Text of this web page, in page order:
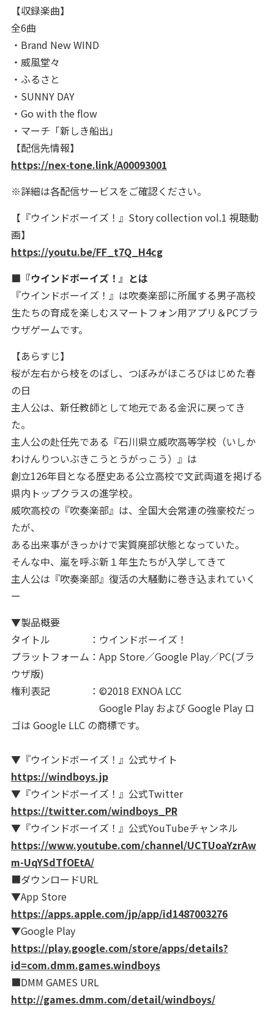
【収録楽曲】
全6曲
・Brand New WIND
・威風堂々
・ふるさと
・SUNNY DAY
・Go with the flow
・マーチ「新しき船出」
【配信先情報】
https://nex-tone.link/A00093001
※詳細は各配信サービスをご確認ください。
【『ウインドボーイズ！』Story collection vol.1 視聴動
画】
https://youtu.be/FF_t7Q_H4cg
■『ウインドボーイズ！』とは
『ウインドボーイズ！』は吹奏楽部に所属する男子高校
生たちの育成を楽しむスマートフォン用アプリ＆PCブラ
ウザゲームです。
【あらすじ】
桜が左右から枝をのばし、つぼみがほころびはじめた春
の日
主人公は、新任教師として地元である金沢に戻ってき
た。
主人公の赴任先である『石川県立威吹高等学校（いしか
わけんりついぶきこうとうがっこう）』は
創立126年目となる歴史ある公立高校で文武両道を掲げる
県内トップクラスの進学校。
威吹高校の『吹奏楽部』は、全国大会常連の強豪校だっ
たが、
ある出来事がきっかけで実質廃部状態となっていた。
そんな中、嵐を呼ぶ新１年生たちが入学してきて
主人公は『吹奏楽部』復活の大騒動に巻き込まれていく
ー
▼製品概要
タイトル ：ウインドボーイズ！
プラットフォーム：App Store／Google Play／PC(ブラ
ウザ版)
権利表記 ：©2018 EXNOA LCC
Google Play および Google Play ロ
ゴは Google LLC の商標です。
▼『ウインドボーイズ！』公式サイト
https://windboys.jp
▼『ウインドボーイズ！』公式Twitter
https://twitter.com/windboys_PR
▼『ウインドボーイズ！』公式YouTubeチャンネル
https://www.youtube.com/channel/UCTUoaYzrAw
m-UqYSdTfOEtA/
■ダウンロードURL
▼App Store
https://apps.apple.com/jp/app/id1487003276
▼Google Play
https://play.google.com/store/apps/details?
id=com.dmm.games.windboys
■DMM GAMES URL
http://games.dmm.com/detail/windboys/